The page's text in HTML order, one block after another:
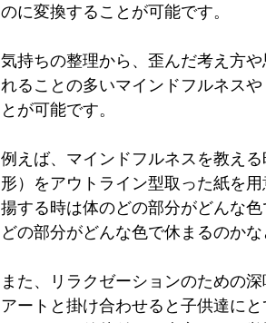
のに変換することが可能です。
気持ちの整理から、歪んだ考え方
れることの多いマインドフルネス
とが可能です。
例えば、マインドフルネスを教え
形）をアウトライン型取った紙を
揚する時は体のどの部分がどんな
どの部分がどんな色で休まるのか
また、リラクゼーションのための
アートと掛け合わせると子供達に